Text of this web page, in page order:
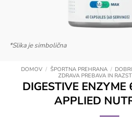
*Slika je simbolična
DOMOV / ŠPORTNA PREHRANA /
ZDRAVA PREBAVA IN
DIGESTIVE ENZYME
APPLIED